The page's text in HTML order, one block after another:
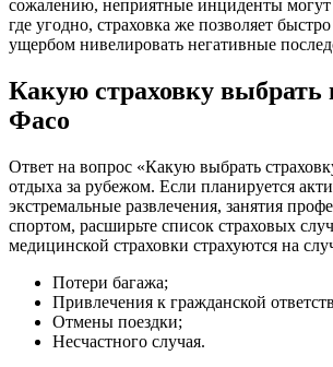
сожалению, неприятные инциденты могут
где угодно, страховка же позволяет
ущербом нивелировать негативные
Какую страховку выбрать
Фасо
Ответ на вопрос «Какую выбрать
отдыха за рубежом. Если планируется
экстремальные развлечения, занятия
спортом, расширьте список страховых
медицинской страховки страхуются на
Потери багажа;
Привлечения к гражданской
Отмены поездки;
Несчастного случая.